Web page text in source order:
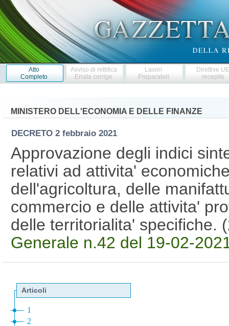
Atto
Completo
Avviso di rettifica
Errata corrige
Lavori
Preparatori
Direttive
recepite
MINISTERO DELL'ECONOMIA E DELLE FINANZE
DECRETO 2 febbraio 2021
Approvazione degli indici
relativi ad attivita'
dell'agricoltura, delle
commercio e delle attivita'
delle territorialita' specifiche.
Generale n.42 del 19-02-